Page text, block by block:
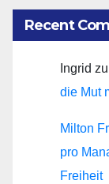
Recent
Ingrid
die Mut
Milton
pro
Freiheit